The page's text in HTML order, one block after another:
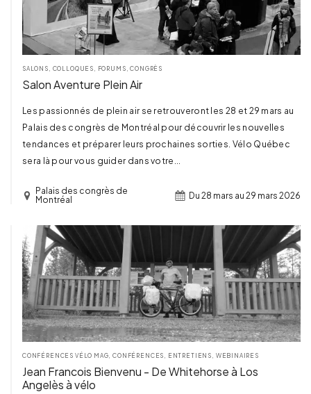
SALONS, COLLOQUES, FORUMS, CONGRÈS
Salon Aventure Plein Air
Les passionnés de plein air se retrouveront les 28 et 29 mars au
Palais des congrès de Montréal pour découvrir les nouvelles
tendances et préparer leurs prochaines sorties. Vélo Québec
sera là pour vous guider dans votre...
Palais des congrès de
Montréal
Du 28 mars au 29 mars 2026
TERMINÉ
CONFÉRENCES VÉLO MAG,CONFÉRENCES, ENTRETIENS, WEBINAIRES
Jean Francois Bienvenu - De Whitehorse à Los
Angelès à vélo